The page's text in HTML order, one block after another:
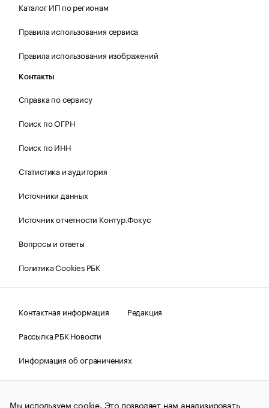
Каталог ИП по регионам
Правила использования сервиса
Правила использования изображений
Контакты
Справка по сервису
Поиск по ОГРН
Поиск по ИНН
Статистика и аудитория
Источники данных
Источник отчетности Контур.Фокус
Вопросы и ответы
Политика Cookies РБК
Контактная информация
Редакция
Рассылка РБК Новости
Информация об ограничениях
Правовая информация
О соблюдении авторских прав
Мы используем cookie. Это позволяет нам анализировать